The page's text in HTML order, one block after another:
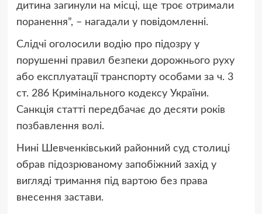
дитина загинули на місці, ще троє отримали
поранення”, – нагадали у повідомленні.
Слідчі оголосили водію про підозру у
порушенні правил безпеки дорожнього руху
або експлуатації транспорту особами за ч. 3
ст. 286 Кримінального кодексу України.
Санкція статті передбачає до десяти років
позбавлення волі.
Нині Шевченківський районний суд столиці
обрав підозрюваному запобіжний захід у
вигляді тримання під вартою без права
внесення застави.